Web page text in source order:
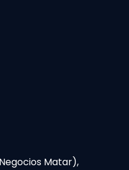
Matar),